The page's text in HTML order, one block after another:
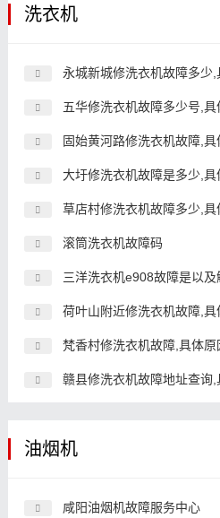
洗衣机
永城新城修洗衣机故障多少
五华修洗衣机故障多少号,
固始黄河路修洗衣机故障,
大圩修洗衣机故障是多少,
草店村修洗衣机故障多少,
滚筒洗衣机故障码
三洋洗衣机e908故障是以及
荷叶山附近修洗衣机故障,
梵香村修洗衣机故障,具体
赣县修洗衣机故障地址查询
油烟机
咸阳油烟机故障服务中心